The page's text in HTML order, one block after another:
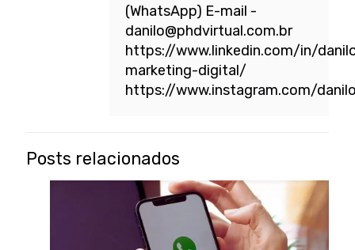
(WhatsApp) E-mail -
danilo@phdvirtual.com.br
https://www.linkedin.com/in/
marketing-digital/
https://www.instagram.com/
Posts relacionados